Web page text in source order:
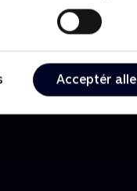
Acceptér alle
Kollegiet
• 1 sæsoner